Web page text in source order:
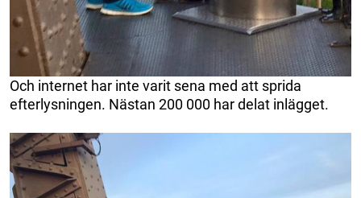
Och internet har inte varit sena med att sprida
efterlysningen. Nästan 200 000 har delat inlägget.